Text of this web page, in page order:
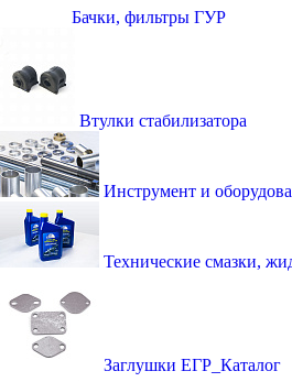
Бачки, фильтры ГУР
Втулки стабилизатора
Инструмент и
Технические смазки,
Заглушки ЕГР_Каталог